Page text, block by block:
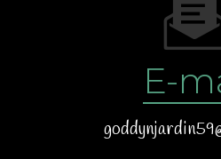
E-